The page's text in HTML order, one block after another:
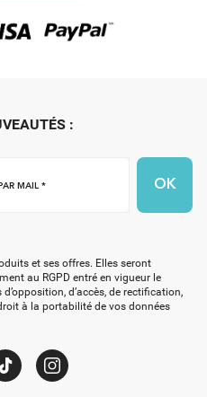
:
et ses offres. Elles seront
au RGPD entré en vigueur le
d’accès, de rectification,
à la portabilité de vos données